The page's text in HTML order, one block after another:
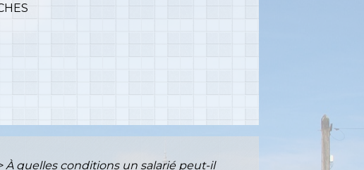
À quelles conditions un salarié peut-il